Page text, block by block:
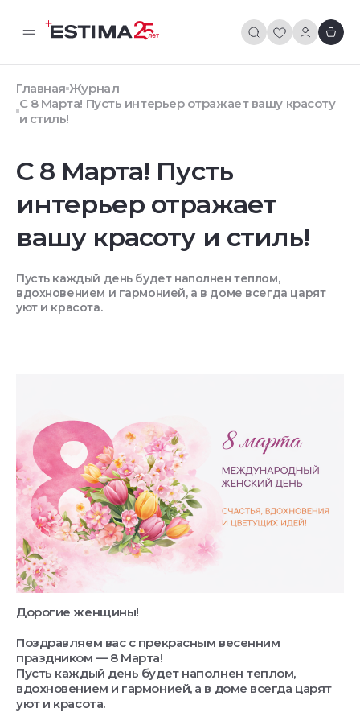
Главная Журнал
С 8 Марта! Пусть интерьер отражает вашу красоту
и стиль!
С 8 Марта! Пусть
интерьер отражает
вашу красоту и стиль!
Пусть каждый день будет наполнен теплом,
вдохновением и гармонией, а в доме всегда царят
уют и красота.
Дорогие женщины!
Поздравляем вас с прекрасным весенним
праздником — 8 Марта!
Пусть каждый день будет наполнен теплом,
вдохновением и гармонией, а в доме всегда царят
уют и красота.